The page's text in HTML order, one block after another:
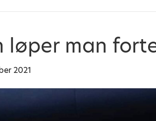
løper man
2021